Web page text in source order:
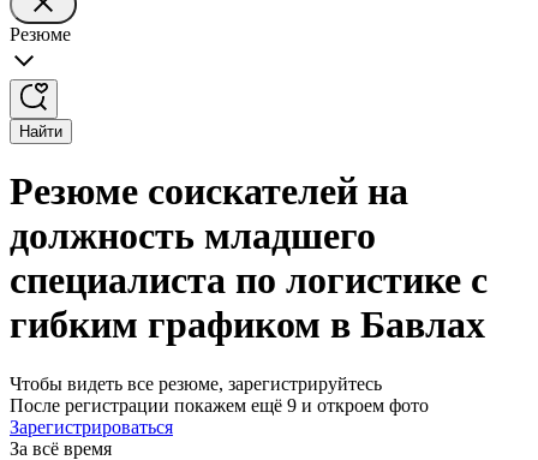
Резюме
Найти
Резюме соискателей на
должность младшего
специалиста по логистике с
гибким графиком в Бавлах
Чтобы видеть все резюме, зарегистрируйтесь
После регистрации покажем ещё 9 и откроем фото
Зарегистрироваться
За всё время